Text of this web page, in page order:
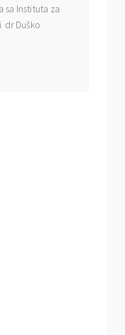
Instituta za
dr Duško